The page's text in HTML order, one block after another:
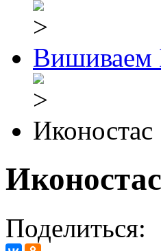
Вишиваем
Иконостас
Иконостас
Поделиться: